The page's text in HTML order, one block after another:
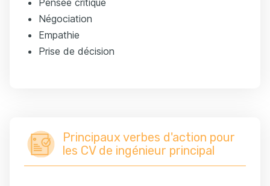
Négociation
Empathie
Prise de décision
Principaux verbes d'action pour
les CV de ingénieur principal